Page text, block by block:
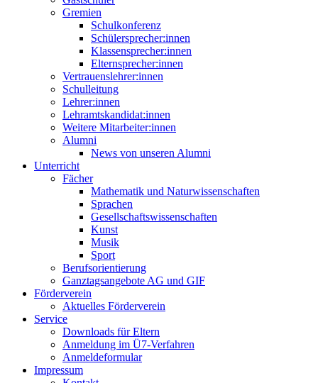
Gremien
Schulkonferenz
Schülersprecher:innen
Klassensprecher:innen
Elternsprecher:innen
Vertrauenslehrer:innen
Schulleitung
Lehrer:innen
Lehramtskandidat:innen
Weitere Mitarbeiter:innen
Alumni
News von unseren Alumni
Unterricht
Fächer
Mathematik und Naturwissenschaften
Sprachen
Gesellschaftswissenschaften
Kunst
Musik
Sport
Berufsorientierung
Ganztagsangebote AG und GIF
Förderverein
Aktuelles Förderverein
Service
Downloads für Eltern
Anmeldung im Ü7-Verfahren
Anmeldeformular
Impressum